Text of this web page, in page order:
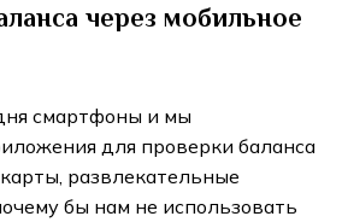
через мобильное
смартфоны и мы
для проверки баланса
развлекательные
бы нам не использовать